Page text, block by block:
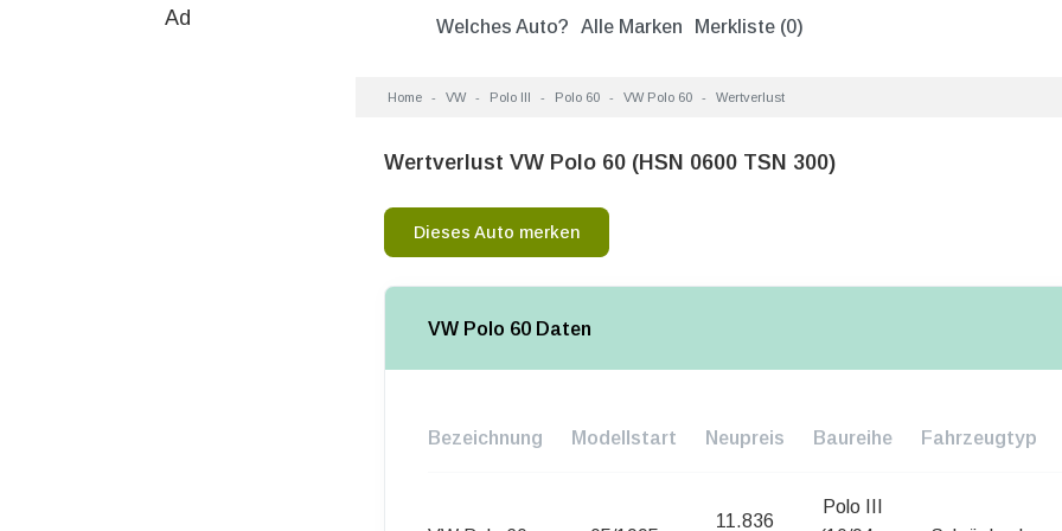
Welches Auto? Alle Marken Merkliste (0)
Ad
Home VW Polo III Polo 60 VW Polo 60 Wertverlust
Wertverlust VW Polo 60 (HSN 0600 TSN 300)
Dieses Auto merken
VW Polo 60 Daten
Bezeichnung Modellstart Neupreis Baureihe Fahrzeugtyp
11.836
Polo III